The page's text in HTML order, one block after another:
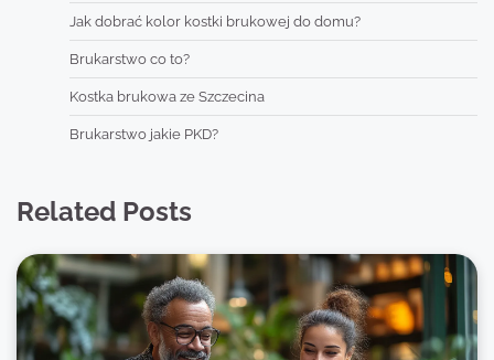
Jak dobrać kolor kostki brukowej do domu?
Brukarstwo co to?
Kostka brukowa ze Szczecina
Brukarstwo jakie PKD?
Related Posts